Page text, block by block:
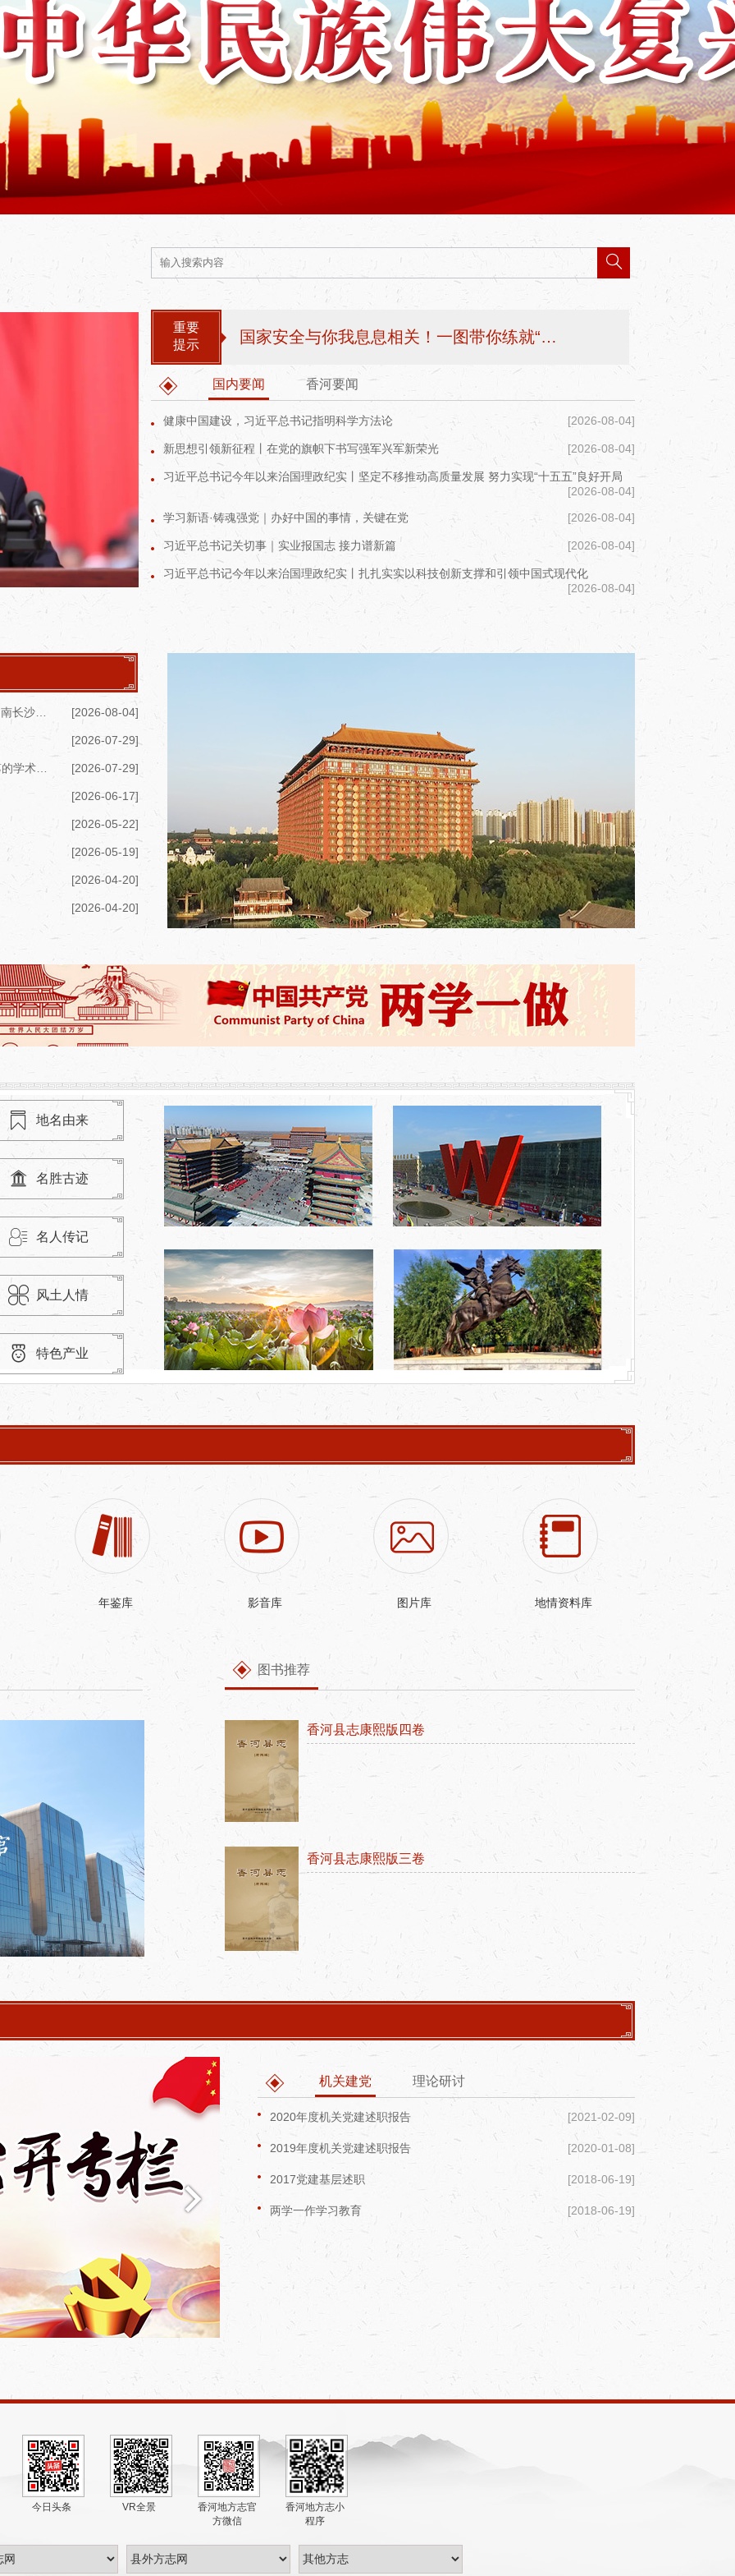
重要
提示
国家安全与你我息息相关！一图带你练就“火眼金睛”
国内要闻 香河要闻
健康中国建设，习近平总书记指明科学方法论 [2026-08-04]
新思想引领新征程丨在党的旗帜下书写强军兴军新荣光 [2026-08-04]
习近平总书记今年以来治国理政纪实丨坚定不移推动高质量发展 努力实现“十五五”良好开局
[2026-08-04]
学习新语·铸魂强党｜办好中国的事情，关键在党
[2026-08-04]
习近平总书记关切事｜实业报国志 接力谱新篇 [2026-08-04]
习近平总书记今年以来治国理政纪实丨扎扎实实以科技创新支撑和引领中国式现代化
[2026-08-04]
[2026-08-04]
[2026-07-29]
[2026-07-29]
[2026-06-17]
[2026-05-22]
[2026-05-19]
[2026-04-20]
[2026-04-20]
地名由来
名胜古迹
名人传记
风土人情
特色产业
年鉴库 影音库 图片库 地情资料库
图书推荐
香河县志康熙版四卷
香河县志101至200
香河县志1至100
机关建党 理论研讨
2020年度机关党建述职报告 [2021-02-09]
2019年度机关党建述职报告 [2020-01-08]
2017党建基层述职 [2018-06-19]
两学一作学习教育 [2018-06-19]
今日头条 VR全景
香河地方志官
方微信
香河地方志小
程序